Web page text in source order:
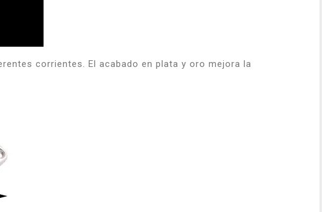
corrientes. El acabado en plata y oro mejora la